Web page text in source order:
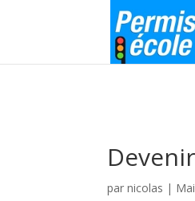
parnicolas |